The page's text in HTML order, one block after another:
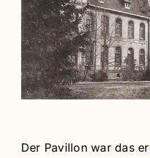
Der Pavillon war das